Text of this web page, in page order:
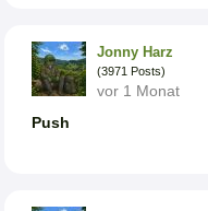
Jonny Harz
(3971 Posts)
vor 1 Monat
Push